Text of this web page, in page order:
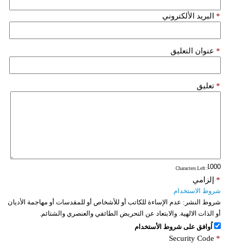
البريد الألكتروني *
عنوان التعليق *
تعليق *
: Characters Left
إلزامي *
شروط الاستخدام
شروط النشر: عدم الإساءة للكاتب أو للأشخاص أو للمقدسات أو مهاجمة الأديان
أو الذات الالهية. والابتعاد عن التحريض الطائفي والعنصري والشتائم.
اُوافق على شروط الأستخدام
Security Code *